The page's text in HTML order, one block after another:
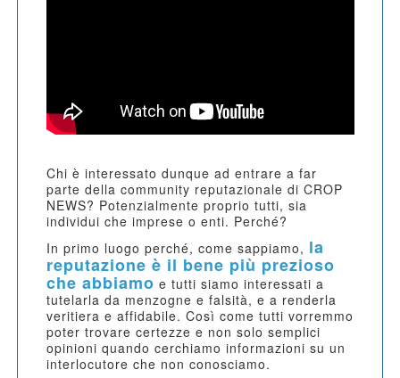
Chi è interessato dunque ad entrare a far
parte della community reputazionale di CROP
NEWS? Potenzialmente proprio tutti, sia
individui che imprese o enti. Perché?
In primo luogo perché, come sappiamo, la
reputazione è il bene più prezioso
che abbiamo e tutti siamo interessati a
tutelarla da menzogne e falsità, e a renderla
veritiera e affidabile. Così come tutti vorremmo
poter trovare certezze e non solo semplici
opinioni quando cerchiamo informazioni su un
interlocutore che non conosciamo.